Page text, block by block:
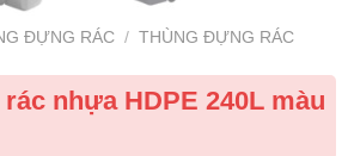
ĐỰNG RÁC / THÙNG ĐỰNG RÁC
nhựa HDPE 240L màu